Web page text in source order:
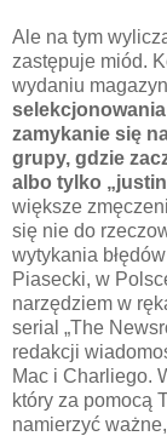
Ale na tym
zastępuje miód.
wydaniu
zamykanie się
grupy, gdzie
albo tylko
większe
się nie do
wytykania
Piasecki, w
narzędziem w
serial „The
redakcji
Mac i Charliego.
który za pomocą
namierzyć